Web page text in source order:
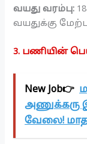
வயது வரம்பு:
வயதுக்கு
3. பணியின்
New Job👉
அணுக்கரு
வேலை!